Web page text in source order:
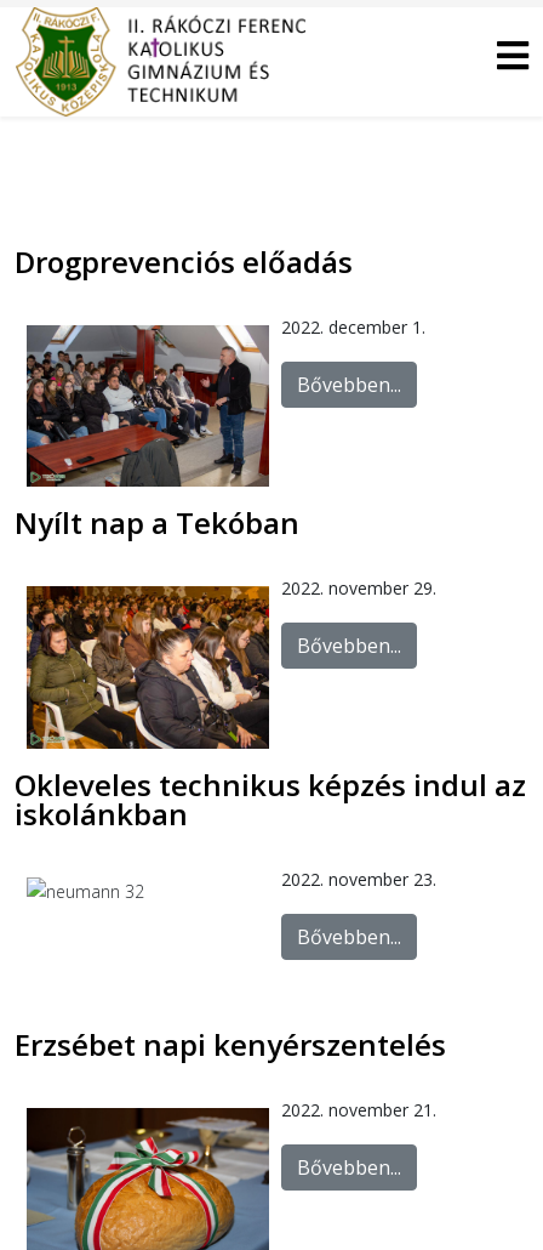
Drogprevenciós előadás
2022. december 1.
Bővebben...
Nyílt nap a Tekóban
2022. november 29.
Bővebben...
Okleveles technikus képzés indul az
iskolánkban
2022. november 23.
Bővebben...
Erzsébet napi kenyérszentelés
2022. november 21.
Bővebben...